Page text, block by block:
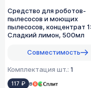
Средство для роботов-
пылесосов и моющих
пылесосов, концентрат
Сладкий лимон, 500мл
Совместимость
Комплектация шт.: 1
117 ₽ в